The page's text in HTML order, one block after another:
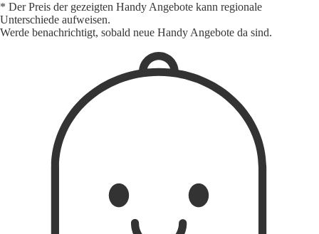
* Der Preis der gezeigten Handy Angebote kann regionale
Unterschiede aufweisen.
Werde benachrichtigt, sobald neue Handy Angebote da sind.